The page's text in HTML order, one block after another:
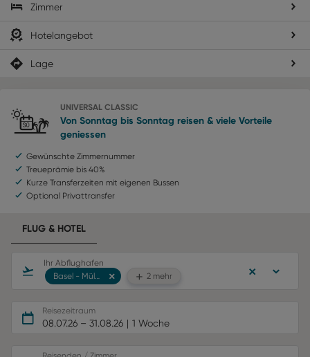
Zimmer
Hotelangebot
Lage
UNIVERSAL CLASSIC
Von Sonntag bis Sonntag reisen & viele Vorteile
geniessen
Gewünschte Zimmernummer
Treueprämie bis 40%
Kurze Transferzeiten mit eigenen Bussen
Optional Privattransfer
FLUG & HOTEL
Ihr Abflughafen
2 mehr
Reisezeitraum
08.07.26 – 31.08.26 1 Woche